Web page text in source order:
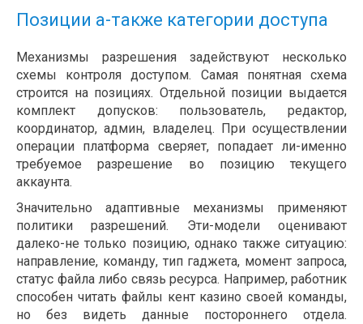
Позиции а-также категории доступа
Механизмы разрешения задействуют несколько
схемы контроля доступом. Самая понятная схема
строится на позициях. Отдельной позиции выдается
комплект допусков: пользователь, редактор,
координатор, админ, владелец. При осуществлении
операции платформа сверяет, попадает ли-именно
требуемое разрешение во позицию текущего
аккаунта.
Значительно адаптивные механизмы применяют
политики разрешений. Эти-модели оценивают
далеко-не только позицию, однако также ситуацию:
направление, команду, тип гаджета, момент запроса,
статус файла либо связь ресурса. Например, работник
способен читать файлы кент казино своей команды,
но без видеть данные постороннего отдела.